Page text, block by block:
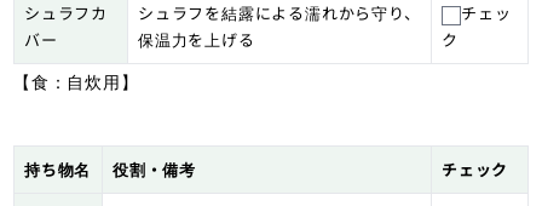
シュラフカ
バー
シュラフを結露による濡れから守り、
保温力を上げる
チェッ
ク
【食：自炊用】
持ち物名 役割・備考 チェック